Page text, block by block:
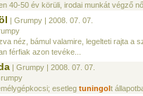
40-50 év körüli, irodai munkát végző
| Grumpy | 2008. 07. 07.
néz, bámul valamire, legelteti rajta a
férfiak azon tevéke...
| Grumpy | 2008. 07. 07.
esetleg tuningolt